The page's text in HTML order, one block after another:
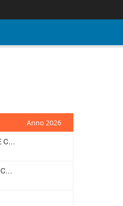
Anno 2026
Sal Da Vinci – Rossetto E Caffè
Cesare Cremonini – Ora Che Non Ho Più Te